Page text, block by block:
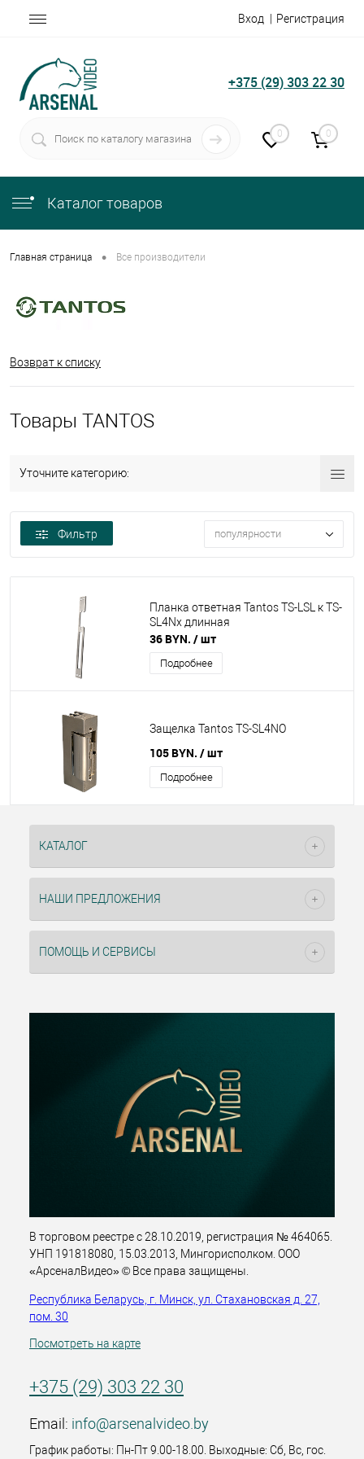
Вход Регистрация
+375 (29) 303 22 30
0 0
Каталог товаров
Главная страница • Все производители
Возврат к списку
Товары TANTOS
Уточните категорию:
Фильтр популярности
Планка ответная Tantos TS-LSL к TS-
SL4Nx длинная
36 BYN. / шт
Подробнее
Защелка Tantos TS-SL4NO
105 BYN. / шт
Подробнее
КАТАЛОГ
НАШИ ПРЕДЛОЖЕНИЯ
ПОМОЩЬ И СЕРВИСЫ
В торговом реестре с 28.10.2019, регистрация № 464065.
УНП 191818080, 15.03.2013, Мингорисполком. ООО
«АрсеналВидео» © Все права защищены.
Республика Беларусь, г. Минск, ул. Стахановская д. 27,
пом. 30
Посмотреть на карте
+375 (29) 303 22 30
Email: info@arsenalvideo.by
График работы: Пн-Пт 9.00-18.00. Выходные: Сб, Вс, гос.